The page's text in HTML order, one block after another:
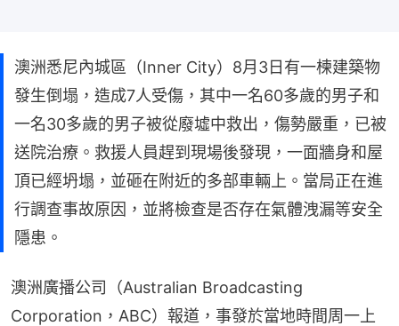
澳洲悉尼內城區（Inner City）8月3日有一楝建築物
發生倒塌，造成7人受傷，其中一名60多歲的男子和
一名30多歲的男子被從廢墟中救出，傷勢嚴重，已被
送院治療。救援人員趕到現場後發現，一面牆身和屋
頂已經坍塌，並砸在附近的多部車輛上。當局正在進
行調查事故原因，並將檢查是否存在氣體洩漏等安全
隱患。
澳洲廣播公司（Australian Broadcasting
Corporation，ABC）報道，事發於當地時間周一上